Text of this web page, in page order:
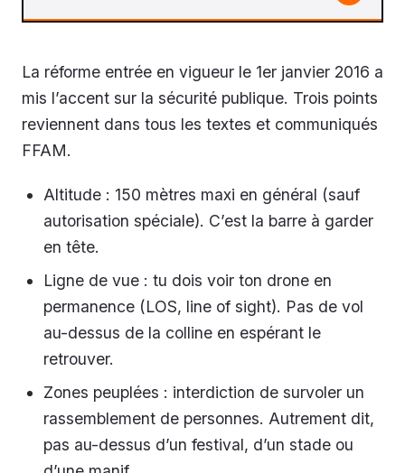
La réforme entrée en vigueur le 1er janvier 2016 a
mis l’accent sur la sécurité publique. Trois points
reviennent dans tous les textes et communiqués
FFAM.
Altitude : 150 mètres maxi en général (sauf
autorisation spéciale). C’est la barre à garder
en tête.
Ligne de vue : tu dois voir ton drone en
permanence (LOS, line of sight). Pas de vol
au-dessus de la colline en espérant le
retrouver.
Zones peuplées : interdiction de survoler un
rassemblement de personnes. Autrement dit,
pas au-dessus d’un festival, d’un stade ou